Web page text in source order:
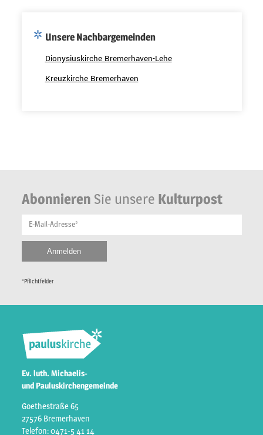
Unsere Nachbargemeinden
Dionysiuskirche Bremerhaven-Lehe
Kreuzkirche Bremerhaven
Abonnieren Sie unsere Kulturpost
E-Mail-Adresse*
*Pflichtfelder
Ev. luth. Michaelis-
und Pauluskirchengemeinde
Goethestraße 65
27576 Bremerhaven
Telefon: 0471-5 41 14